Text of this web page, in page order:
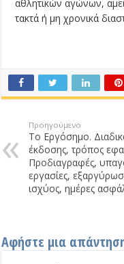
αθλητικών αγώνων,
τακτά ή μη χρονικά
Προηγούμενο
Το Εργόσημο.
έκδοσης, τρόπος
Προδιαγραφές,
εργασίες,
ισχύος, ημέρες
Αφήστε μια